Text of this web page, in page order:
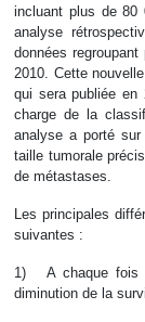
incluant plus de 80
analyse
données
2010. Cette
qui sera publiée en
charge de la
analyse a porté
taille tumorale
de métastases.
Les principales
suivantes :
1) A chaque fois
diminution de la